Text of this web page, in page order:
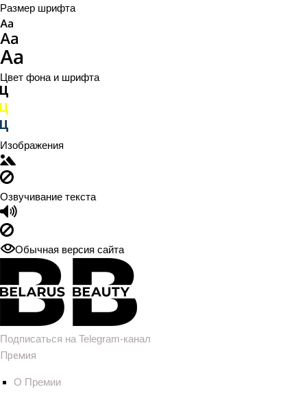
Размер шрифта
Цвет фона и шрифта
Изображения
Озвучивание текста
Обычная версия сайта
Подписаться на Telegram-канал
Премия
О Премии